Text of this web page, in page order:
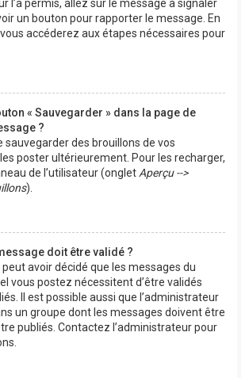
l’a permis, allez sur le message à signaler
un bouton pour rapporter le message. En
accéderez aux étapes nécessaires pour
« Sauvegarder » dans la page de
?
sauvegarder des brouillons de vos
poster ultérieurement. Pour les recharger,
de l’utilisateur (onglet Aperçu -->
).
doit être validé ?
peut avoir décidé que les messages du
vous postez nécessitent d’être validés
Il est possible aussi que l’administrateur
un groupe dont les messages doivent être
publiés. Contactez l’administrateur pour